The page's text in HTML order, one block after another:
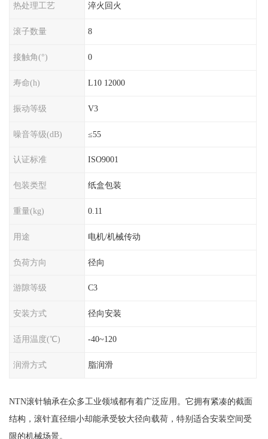
热处理工艺 淬火回火
滚子数量 8
接触角(°) 0
寿命(h) L10 12000
振动等级 V3
噪音等级(dB) ≤55
认证标准 ISO9001
包装类型 纸盒包装
重量(kg) 0.11
用途 电机/机械传动
负荷方向 径向
游隙等级 C3
安装方式 径向安装
适用温度(℃) -40~120
润滑方式 脂润滑
NTN滚针轴承在众多工业领域都有着广泛应用。它拥有紧凑的截面
结构，滚针直径细小却能承受较大径向载荷，特别适合安装空间受
限的机械场景。